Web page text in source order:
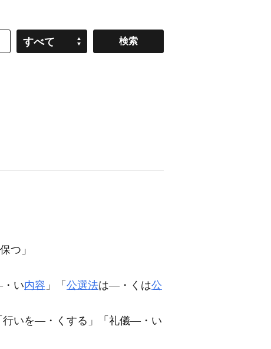
すべて
つ」
い内容 」「 公選法は―・くは公
行いを―・くする」「礼儀―・い